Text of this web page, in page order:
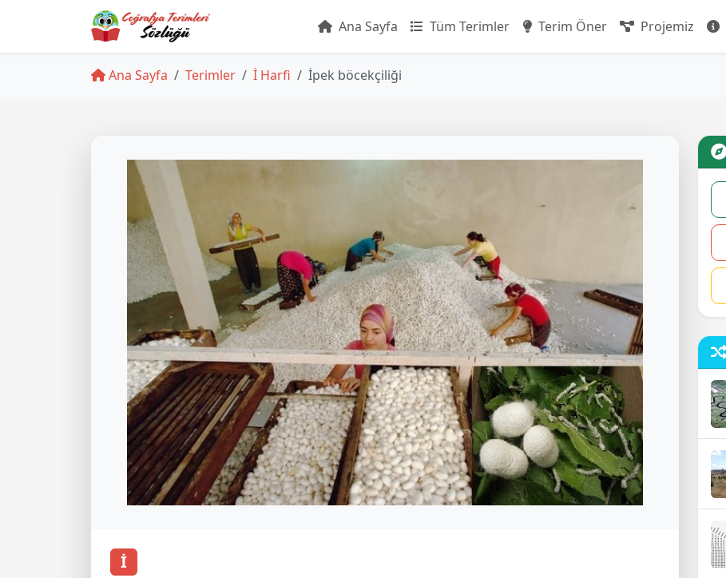
Ana Sayfa Tüm Terimler Terim Öner Projemiz
Ana Sayfa Terimler İ Harfi İpek böcekçiliği
İ